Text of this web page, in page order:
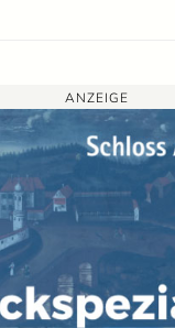
ANZEIGE